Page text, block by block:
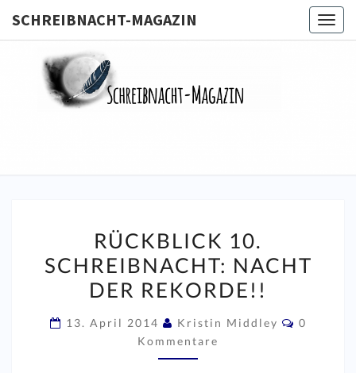
SCHREIBNACHT-MAGAZIN
10.
SCHREIBNACHT:
NACHT
REKORDE!!
RÜCKBLICK 10.
SCHREIBNACHT: NACHT
DER REKORDE!!
13. April 2014 Kristin Middley
0
Kommentare